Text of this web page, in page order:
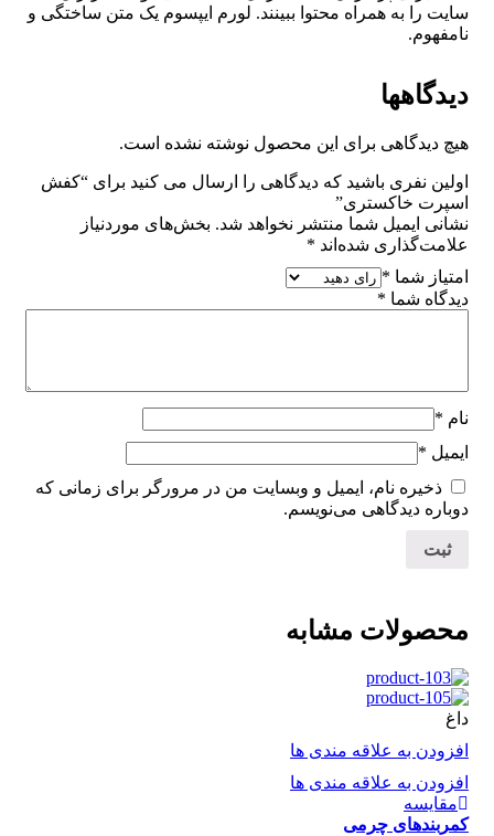
سایت را به همراه محتوا ببینند. لورم ایپسوم یک متن ساختگی و
نامفهوم.
دیدگاهها
هیچ دیدگاهی برای این محصول نوشته نشده است.
اولین نفری باشید که دیدگاهی را ارسال می کنید برای “کفش
اسپرت خاکستری”
نشانی ایمیل شما منتشر نخواهد شد. بخش‌های موردنیاز
علامت‌گذاری شده‌اند *
امتیاز شما *
دیدگاه شما *
نام *
ایمیل *
ذخیره نام، ایمیل و وبسایت من در مرورگر برای زمانی که
دوباره دیدگاهی می‌نویسم.
محصولات مشابه
داغ
افزودن به علاقه مندی ها
افزودن به علاقه مندی ها
مقایسه
کمربندهای چرمی